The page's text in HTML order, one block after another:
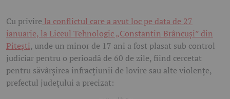
Cu privire la conflictul care a avut loc pe data de 27
ianuarie, la Liceul Tehnologic „Constantin Brâncuși” din
Pitești, unde un minor de 17 ani a fost plasat sub control
judiciar pentru o perioadă de 60 de zile, fiind cercetat
pentru săvârșirea infracțiunii de lovire sau alte violențe,
prefectul județului a precizat: